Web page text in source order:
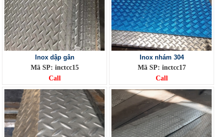
Inox dập gân
Mã SP: inctcc15
Call
Inox nhám 304
Mã SP: inctcc17
Call